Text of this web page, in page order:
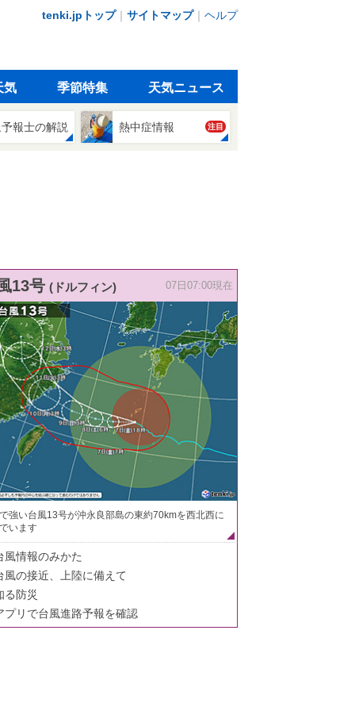
tenki.jpトップ｜ サイトマップ｜ ヘルプ
気 季節特集 天気ニュース
報士の解説 熱中症情報 注目
13号 (ドルフィン) 07日07:00現在
強い台風13号が沖永良部島の東約70kmを西北西に
います
風情報のみかた
風の接近、上陸に備えて
る防災
プリで台風進路予報を確認